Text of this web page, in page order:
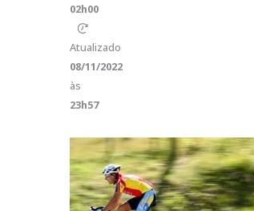
02h00
Atualizado
08/11/2022
às
23h57